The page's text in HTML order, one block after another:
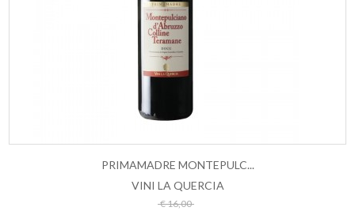
ESAURITO
PRIMAMADRE MONTEPULC...
VINI LA QUERCIA
€ 16,00